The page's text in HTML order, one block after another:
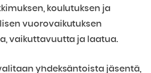
koulutuksen ja
vuorovaikutuksen
vaikuttavuutta ja laatua.
yhdeksäntoista jäsentä,